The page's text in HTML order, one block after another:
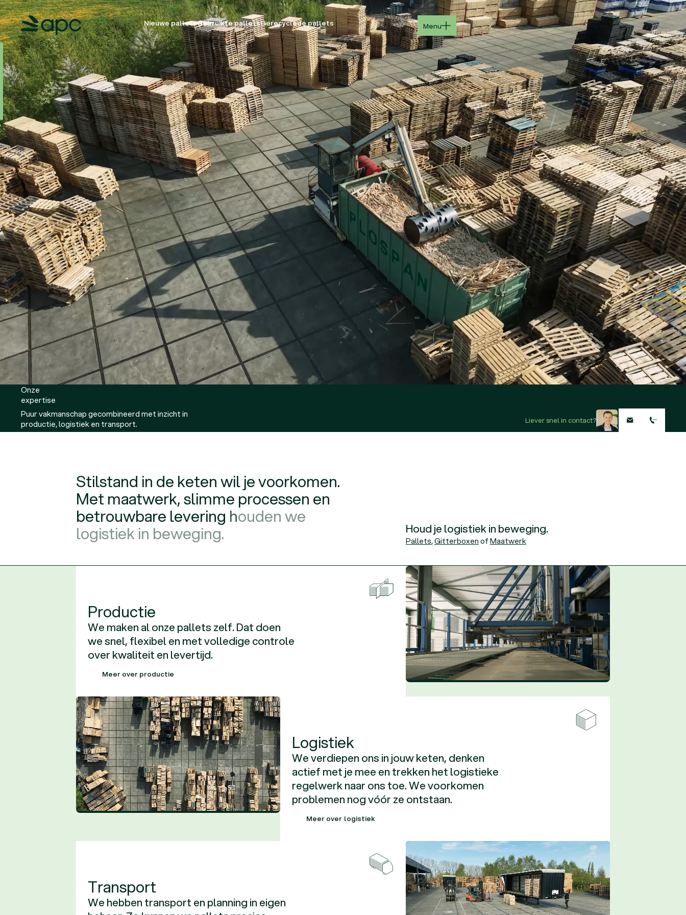
Nieuwe palletsGebruikte palletsGerecyclede pallets Menu
Menu
Onze
expertise
Puur vakmanschap gecombineerd met inzicht in
productie, logistiek en transport.
Liever snel in contact?
Stilstand in de ketenwiljevoorkomen.
Met maatwerk,slimme processen en
betrouwbare levering houdenwe
logistiekin beweging. Houd je logistiek in beweging.
Pallets,GitterboxenofMaatwerk
Productie
We maken al onze pallets zelf. Dat doen
we snel, flexibel en met volledige controle
over kwaliteit en levertijd.
Meer over
Logistiek
We verdiepen ons in jouw keten, denken
actief met je mee en trekken het logistieke
regelwerk naar ons toe. We voorkomen
problemen nog vóór ze ontstaan.
Meer over
Transport
We hebben transport en planning in eigen